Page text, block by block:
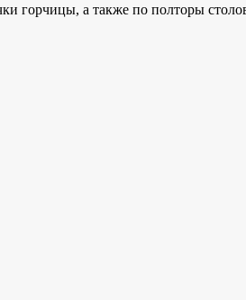
горчицы, а также по полторы